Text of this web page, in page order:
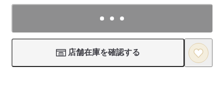
店舗在庫を確認する